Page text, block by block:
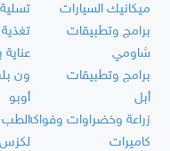
ميكانيك السيارات
برامج وتطبيقات
تغذية
شاومي
عناية
برامج وتطبيقات
ون
أبل
أوبو
زراعة وخضراوات وفواكهالطب
كاميرات
لكزس